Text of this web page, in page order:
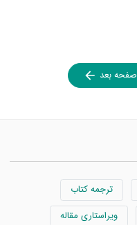
صفحه بعد
ترجمه کتاب
ویراستاری مقاله